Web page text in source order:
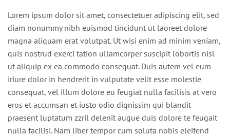
Lorem ipsum dolor sit amet, consectetuer adipiscing elit, sed
diam nonummy nibh euismod tincidunt ut laoreet dolore
magna aliquam erat volutpat. Ut wisi enim ad minim veniam,
quis nostrud exerci tation ullamcorper suscipit lobortis nisl
ut aliquip ex ea commodo consequat. Duis autem vel eum
iriure dolor in hendrerit in vulputate velit esse molestie
consequat, vel illum dolore eu feugiat nulla facilisis at vero
eros et accumsan et iusto odio dignissim qui blandit
praesent luptatum zzril delenit augue duis dolore te feugait
nulla facilisi. Nam liber tempor cum soluta nobis eleifend